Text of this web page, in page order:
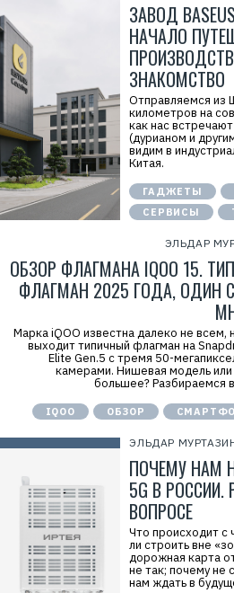
ЗАВОД
НАЧАЛО
ЗНАКОМСТВО
Отправляемся из
километров на
как нас
(дурианом и
видим в
Китая.
ГАДЖЕТЫ
СЕРВИСЫ
ЭЛЬДАР
ОБЗОР ФЛАГМАНА IQOO 15.
ФЛАГМАН 2025 ГОДА, ОДИН
Марка iQOO известна далеко не всем,
выходит типичный флагман на
Elite Gen.5 с тремя 50-
камерами. Нишевая модель или
большее? Разбираемся
IQOO ОБЗОР
ЭЛЬДАР
ПОЧЕМУ НАМ
5G В РОССИИ.
ВОПРОСЕ
Что происходит с
ли строить вне
дорожная карта
не так; почему не
нам ждать в